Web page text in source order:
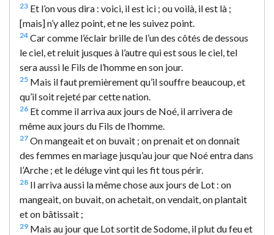
23 Et l’on vous dira : voici, il est ici ; ou voilà, il est là ;
[mais] n’y allez point, et ne les suivez point.
24 Car comme l’éclair brille de l’un des côtés de dessous
le ciel, et reluit jusques à l’autre qui est sous le ciel, tel
sera aussi le Fils de l’homme en son jour.
25 Mais il faut premièrement qu’il souffre beaucoup, et
qu’il soit rejeté par cette nation.
26 Et comme il arriva aux jours de Noé, il arrivera de
même aux jours du Fils de l’homme.
27 On mangeait et on buvait ; on prenait et on donnait
des femmes en mariage jusqu’au jour que Noé entra dans
l’Arche ; et le déluge vint qui les fit tous périr.
28 Il arriva aussi la même chose aux jours de Lot : on
mangeait, on buvait, on achetait, on vendait, on plantait
et on bâtissait ;
29 Mais au jour que Lot sortit de Sodome, il plut du feu et